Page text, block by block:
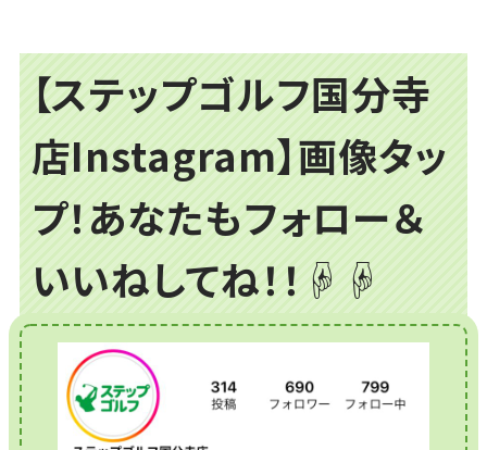
【ステップゴルフ国分寺
店Instagram】画像タッ
プ！あなたもフォロー＆
いいねしてね！！☟☟